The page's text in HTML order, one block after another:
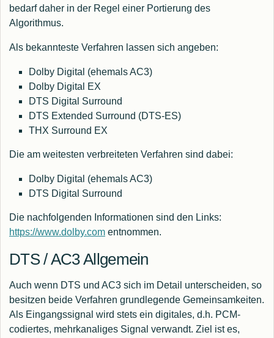
bedarf daher in der Regel einer Portierung des
Algorithmus.
Als bekannteste Verfahren lassen sich angeben:
Dolby Digital (ehemals AC3)
Dolby Digital EX
DTS Digital Surround
DTS Extended Surround (DTS-ES)
THX Surround EX
Die am weitesten verbreiteten Verfahren sind dabei:
Dolby Digital (ehemals AC3)
DTS Digital Surround
Die nachfolgenden Informationen sind den Links:
https://www.dolby.com entnommen.
DTS / AC3 Allgemein
Auch wenn DTS und AC3 sich im Detail unterscheiden, so
besitzen beide Verfahren grundlegende Gemeinsamkeiten.
Als Eingangssignal wird stets ein digitales, d.h. PCM-
codiertes, mehrkanaliges Signal verwandt. Ziel ist es,